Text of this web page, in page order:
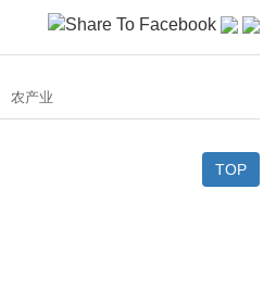
农产业
TOP